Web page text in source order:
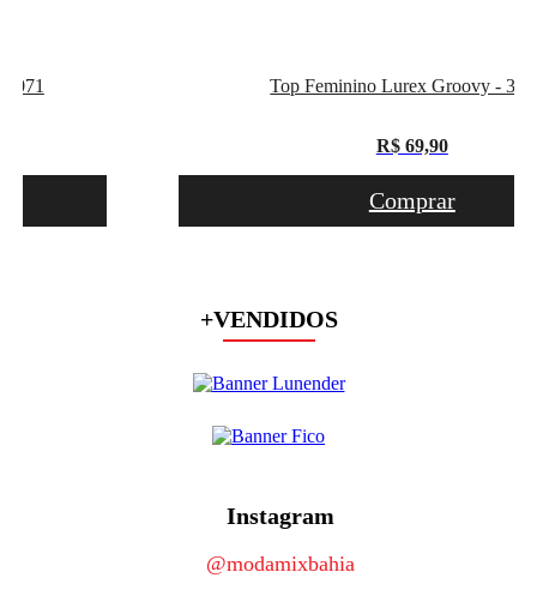
071 Top Feminino Lurex Groovy -
R$ 69,90
Comprar
+VENDIDOS
Instagram
@modamixbahia